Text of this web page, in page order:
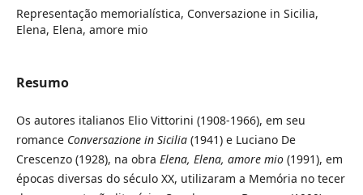
Representação memorialística, Conversazione in Sicilia,
Elena, Elena, amore mio
Resumo
Os autores italianos Elio Vittorini (1908-1966), em seu
romance Conversazione in Sicilia(1941) e Luciano De
Crescenzo (1928), na obra Elena, Elena, amore mio(1991), em
épocas diversas do século XX, utilizaram a Memória no tecer